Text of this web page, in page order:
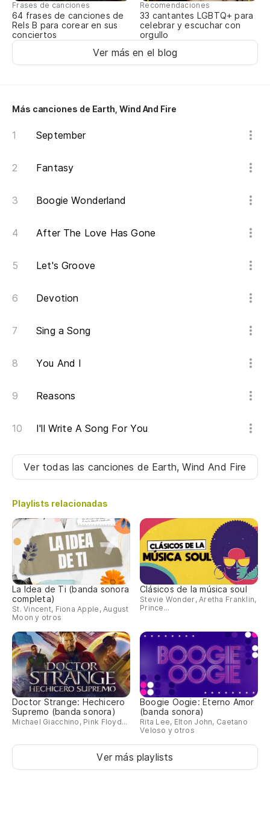
Frases de canciones
64 frases de canciones de
Rels B para corear en sus
conciertos
Recomendaciones
33 cantantes LGBTQ+ para
celebrar y escuchar con
orgullo
Ver más en el blog
Más canciones de Earth, Wind And Fire
September
Fantasy
Boogie Wonderland
After The Love Has Gone
Let's Groove
Devotion
Sing a Song
You And I
Reasons
I'll Write A Song For You
Ver todas las canciones de Earth, Wind And Fire
Playlists relacionadas
La Idea de Ti (banda sonora
completa)
St. Vincent, Fiona Apple, August
Moon y otros
Clásicos de la música soul
Stevie Wonder, Aretha Franklin,
Prince...
Doctor Strange: Hechicero
Supremo (banda sonora)
Michael Giacchino, Pink Floyd...
Boogie Oogie: Eterno Amor
(banda sonora)
Rita Lee, Elton John, Caetano
Veloso y otros
Ver más playlists